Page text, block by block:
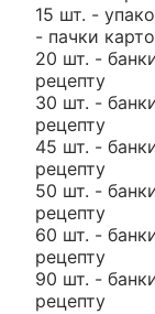
15 шт. -
- пачки
20 шт. -
рецепту
30 шт. -
рецепту
45 шт. -
рецепту
50 шт. -
рецепту
60 шт. -
рецепту
90 шт. -
рецепту